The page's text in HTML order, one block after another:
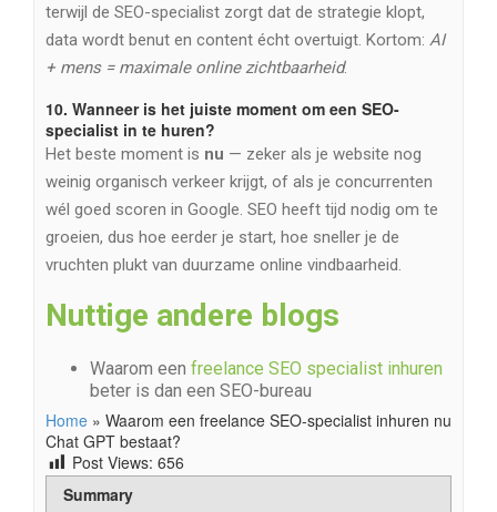
terwijl de SEO-specialist zorgt dat de strategie klopt,
data wordt benut en content écht overtuigt. Kortom: AI
+ mens = maximale online zichtbaarheid.
10. Wanneer is het juiste moment om een SEO-
specialist in te huren?
Het beste moment is nu — zeker als je website nog
weinig organisch verkeer krijgt, of als je concurrenten
wél goed scoren in Google. SEO heeft tijd nodig om te
groeien, dus hoe eerder je start, hoe sneller je de
vruchten plukt van duurzame online vindbaarheid.
Nuttige andere blogs
Waarom een freelance SEO specialist inhuren
beter is dan een SEO-bureau
Home » Waarom een freelance SEO-specialist inhuren nu
Chat GPT bestaat?
Post Views: 656
Summary